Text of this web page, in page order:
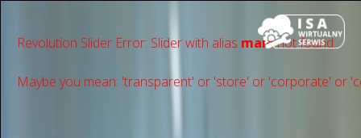
Revolution Slider Error: Slider with alias mainnot found.
Maybe you mean: 'transparent' or 'store' or 'сorporate' or